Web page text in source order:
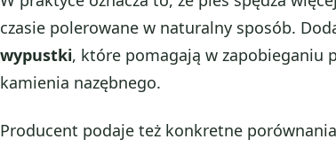
czasie polerowane w naturalny sposób.
wypustki, które pomagają w zapobieganiu
kamienia nazębnego.
Producent podaje też konkretne